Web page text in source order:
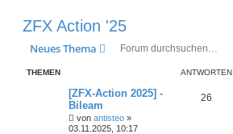
ZFX Action '25
Neues Thema
THEMEN ANTWORTEN
[ZFX-Action 2025] -
Bileam
von antisteo »
03.11.2025, 10:17
26